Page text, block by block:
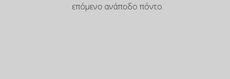
επόμενο ανάποδο πόντο.